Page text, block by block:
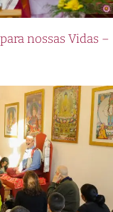
nossas Vidas –